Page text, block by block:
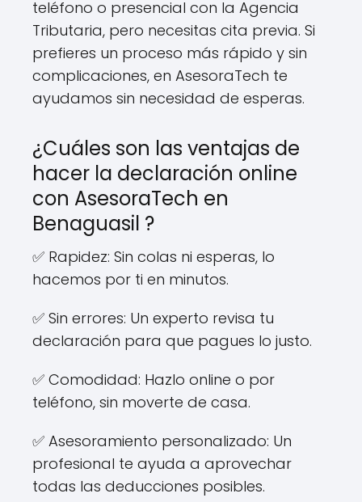
teléfono o presencial con la Agencia
Tributaria, pero necesitas cita previa. Si
prefieres un proceso más rápido y sin
complicaciones, en AsesoraTech te
ayudamos sin necesidad de esperas.
¿Cuáles son las ventajas de
hacer la declaración online
con AsesoraTech en
Benaguasil ?
✅ Rapidez: Sin colas ni esperas, lo
hacemos por ti en minutos.
✅ Sin errores: Un experto revisa tu
declaración para que pagues lo justo.
✅ Comodidad: Hazlo online o por
teléfono, sin moverte de casa.
✅ Asesoramiento personalizado: Un
profesional te ayuda a aprovechar
todas las deducciones posibles.